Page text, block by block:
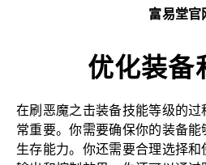
富易堂官
优化装备
在刷恶魔之击装备技能等级的
常重要。你需要确保你的装备
生存能力。你还需要合理选择